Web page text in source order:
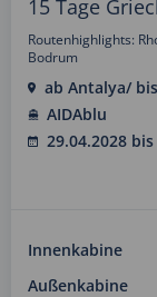
15 Tage
Routenhighlights:
Bodrum
ab Antalya/
AIDAblu
29.04.2028
Innenkabine
Außenkabine